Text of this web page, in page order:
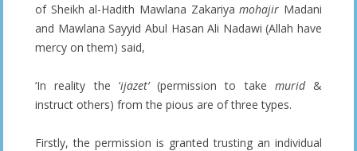
of Sheikh al-Hadith Mawlana Zakariyamohajir Madani
and Mawlana Sayyid Abul Hasan Ali Nadawi (Allah have
mercy on them) said,
‘In reality the ‘ijazet’(permission to take murid &
instruct others) from the pious are of three types.
Firstly, the permission is granted trusting an individual